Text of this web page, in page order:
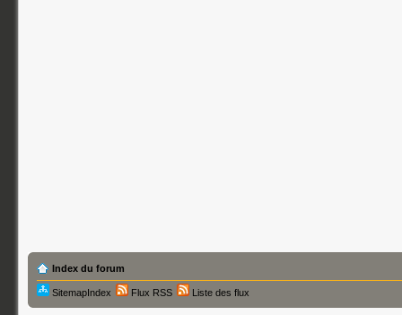
Index du forum
SitemapIndex Flux RSS Liste des flux